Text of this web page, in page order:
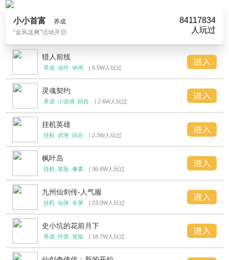
小小首富
养成
“金风送爽”活动开启
84117834
人玩过
猎人前线
养成 动作 休闲 | 6.5W人玩过
灵魂契约
养成 小游戏 回合 | 2.6W人玩过
挂机英雄
挂机 武侠 回合 | 2.3W人玩过
枫叶岛
挂机 冒险 像素 | 36.6W人玩过
九州仙剑传-人气服
挂机 仙侠 全屏 | 23.0W人玩过
史小坑的花前月下
养成 经营 冒险 | 18.7W人玩过